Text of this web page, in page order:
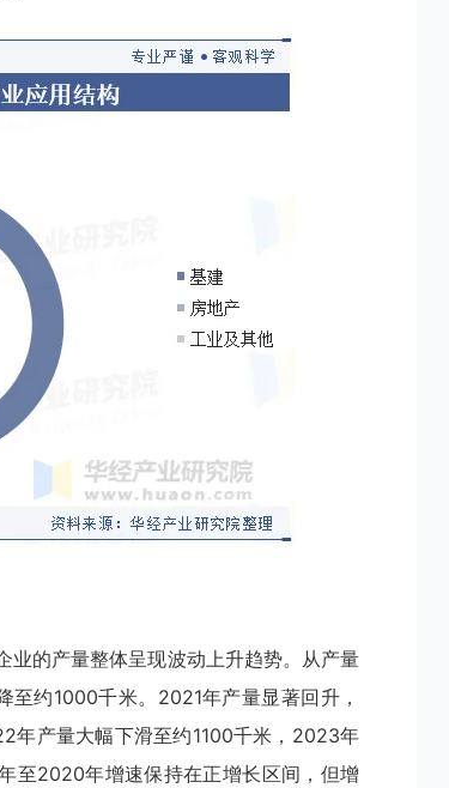
的产量整体呈现波动上升趋势。从产量
约1000千米。2021年产量显著回升，
年产量大幅下滑至约1100千米，2023年
至2020年增速保持在正增长区间，但增